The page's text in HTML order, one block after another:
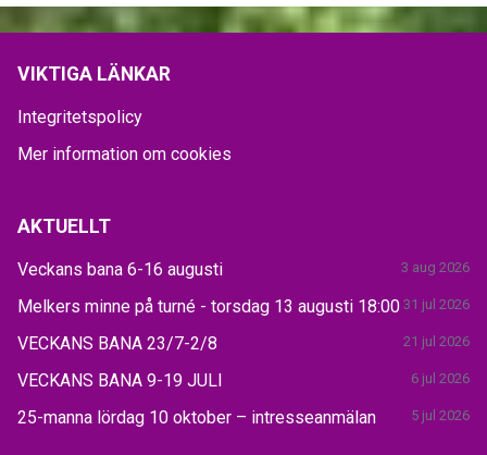
VIKTIGA LÄNKAR
Integritetspolicy
Mer information om cookies
AKTUELLT
Veckans bana 6-16 augusti 3 aug 2026
Melkers minne på turné - torsdag 13 augusti 18:00 31 jul 2026
VECKANS BANA 23/7-2/8 21 jul 2026
VECKANS BANA 9-19 JULI 6 jul 2026
25-manna lördag 10 oktober – intresseanmälan 5 jul 2026